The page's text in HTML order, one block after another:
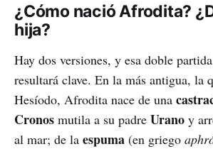
¿Cómo nació Afrodita?
hija?
Hay dos versiones, y esa doble
resultará clave. En la más antigua, la
Hesíodo, Afrodita nace de una
Cronos mutila a su padre Urano y
al mar; de la espuma (en griego